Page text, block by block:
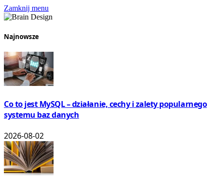
Zamknij menu
Najnowsze
Co to jest MySQL – działanie, cechy i zalety popularnego
systemu baz danych
2026-08-02